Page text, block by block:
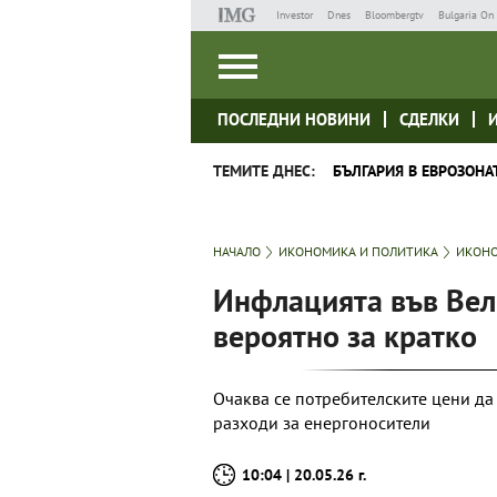
Investor Dnes Bloombergtv Bulgaria On
ПОСЛЕДНИ НОВИНИ СДЕЛКИ
ТЕМИТЕ ДНЕС: БЪЛГАРИЯ В
НАЧАЛО ИКОНОМИКА И ПОЛИТИКА
Инфлацията във
вероятно за кратко
Очаква се потребителските цени
разходи за енергоносители
10:04 | 20.05.26 г.